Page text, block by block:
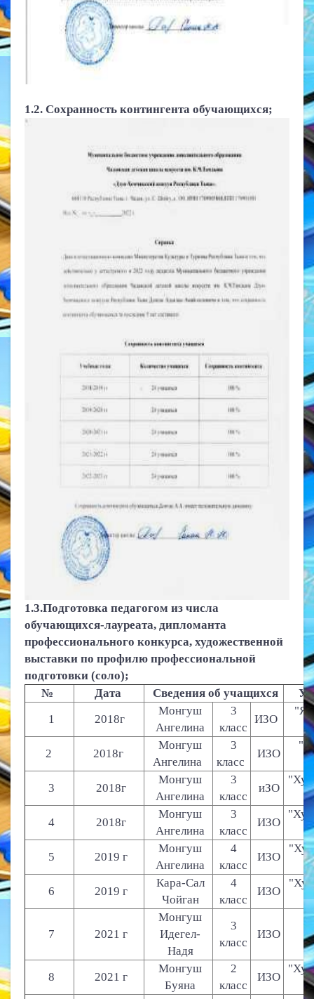
1.2. Сохранность контингента обучающихся;
1.3.Подготовка педагогом из числа
обучающихся-лауреата, дипломанта
профессионального конкурса, художественной
выставки по профилю профессиональной
подготовки (соло);
№
Дата Сведения об учащихся
1
2018г
Монгуш
Ангелина
3
класс
ИЗО
"Я
2 2018г
Монгуш
Ангелина
3
класс
ИЗО
"Я
3 2018г
Монгуш
Ангелина
3
класс
иЗО
4 2018г
Монгуш
Ангелина
3
класс
ИЗО
5 2019 г
Монгуш
Ангелина
4
класс
ИЗО
6 2019 г
Кара-Сал
Чойган
4
класс
ИЗО
7 2021 г
Монгуш
Идегел-
Надя
3
класс
ИЗО
8 2021 г
Монгуш
Буяна
2
класс
ИЗО